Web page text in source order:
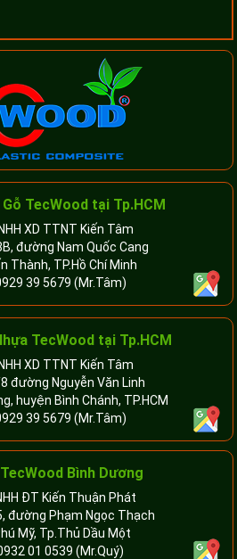
TecWood tại Tp.HCM
XD TTNT Kiến Tâm
đường Nam Quốc Cang
Thành, TP.Hồ Chí Minh
39 5679 (Mr.Tâm)
TecWood tại Tp.HCM
XD TTNT Kiến Tâm
đường Nguyễn Văn Linh
huyện Bình Chánh, TP.HCM
39 5679 (Mr.Tâm)
Bình Dương
ĐT Kiến Thuận Phát
đường Phạm Ngọc Thạch
Mỹ, Tp.Thủ Dầu Một
01 0539 (Mr.Quý)